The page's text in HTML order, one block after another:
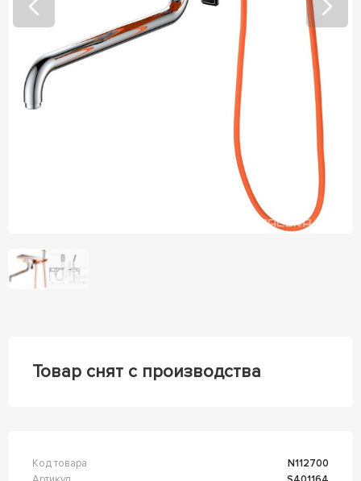
Товар снят с производства
Код товара
n112700